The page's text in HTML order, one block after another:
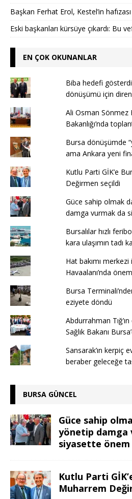
Başkan Ferhat Erol, Kestel’in
Eski başkanları kürsüye çıkardı: Bu
EN ÇOK OKUNANLAR
Biba hedefi
dönüşümü için
Ali Osman Sönmez
Bakanlığı’nda
Bursa dönüşümde
ama Ankara yeni
Kutlu Parti GİK’e
Değirmen seçildi
Güce sahip olmak
damga vurmak da
Bursalılar hızlı
kara ulaşımın tadı
Hat bakımı merkezi
Havaalanı’nda
Bursa
eziyete döndü
Abdurrahman
Sağlık Bakanı
Sansarak’ın kerpiç
beraber geleceğe
BURSA GÜNCEL
Güce sahip
yönetip damga
siyasette önem
Kutlu Parti
Muharrem